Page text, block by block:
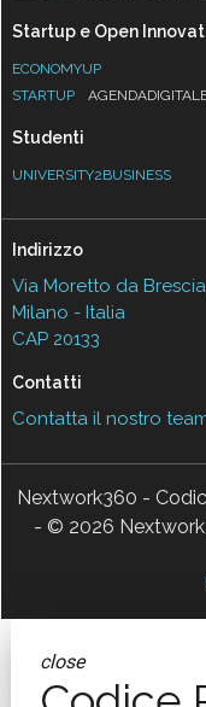
Startup e Open
ECONOMYUP
STARTUP
Studenti
UNIVERSITY2BUSINESS
Indirizzo
Via Moretto da
Milano - Italia
CAP 20133
Contatti
Contatta il nostro
Nextwork360 -
- © 2026
close